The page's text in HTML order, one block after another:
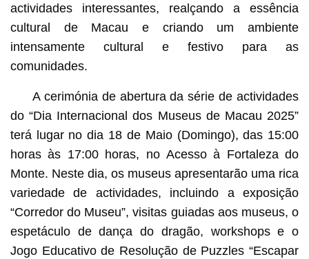
actividades interessantes, realçando a essência
cultural de Macau e criando um ambiente
intensamente cultural e festivo para as
comunidades.
A cerimónia de abertura da série de actividades
do “Dia Internacional dos Museus de Macau 2025”
terá lugar no dia 18 de Maio (Domingo), das 15:00
horas às 17:00 horas, no Acesso à Fortaleza do
Monte. Neste dia, os museus apresentarão uma rica
variedade de actividades, incluindo a exposição
“Corredor do Museu”, visitas guiadas aos museus, o
espetáculo de dança do dragão, workshops e o
Jogo Educativo de Resolução de Puzzles “Escapar